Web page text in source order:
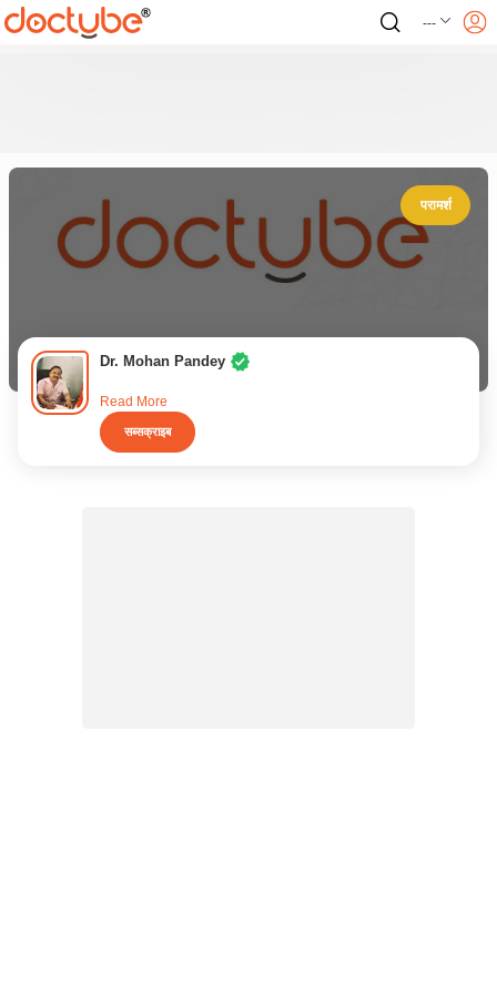
---
परामर्श
Dr. Mohan Pandey
Read More
सब्सक्राइब